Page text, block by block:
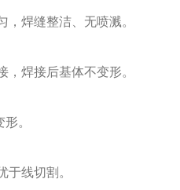
焊缝整洁、无喷溅。
焊接后基体不变形。
。
线切割。